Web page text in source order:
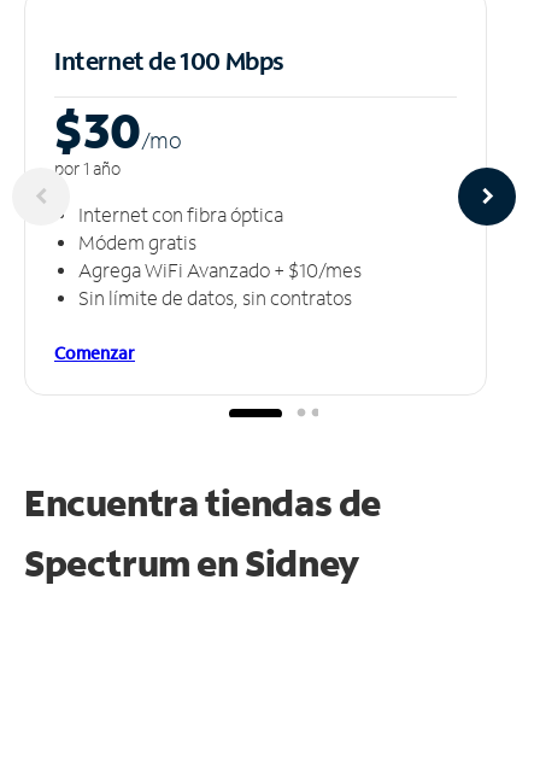
Internet de 100 Mbps
$30/mo
por 1 año
Internet con fibra óptica
Módem gratis
Agrega WiFi Avanzado + $10/mes
Sin límite de datos, sin contratos
Comenzar
Encuentra tiendas de
Spectrum enSidney